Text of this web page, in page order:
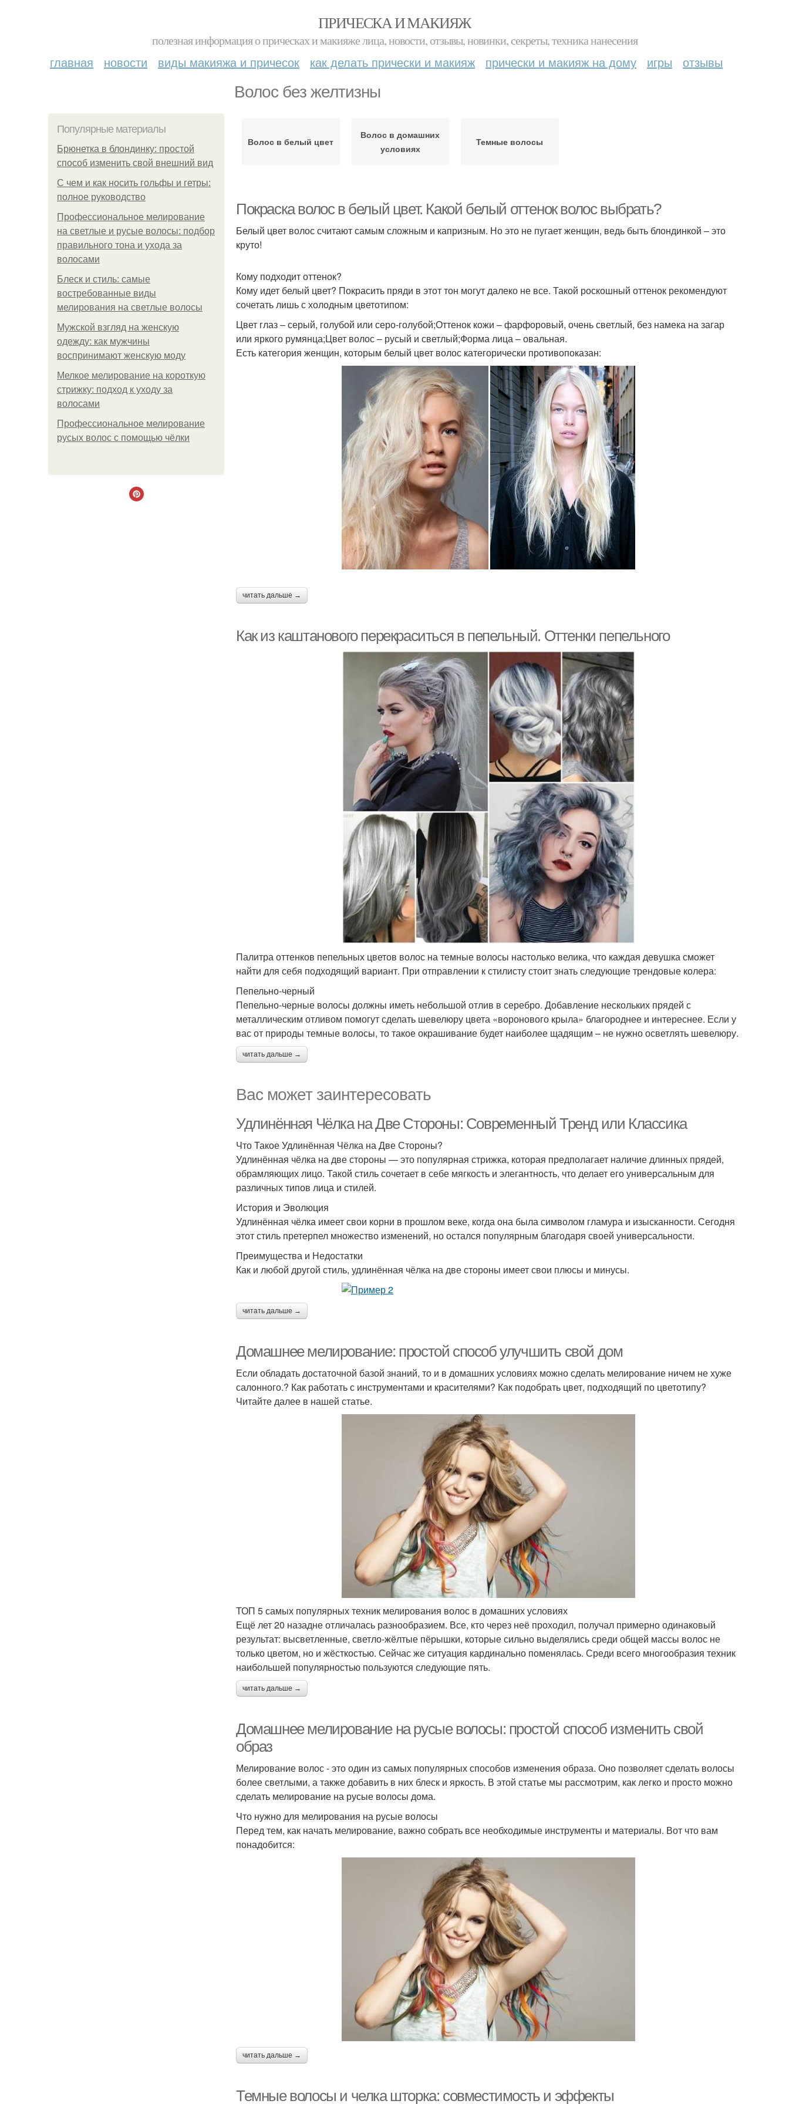
ПРИЧЕСКА И МАКИЯЖ
полезная информация о прическах и макияже лица, новости, отзывы, новинки, секреты, техника нанесения
главная новости виды макияжа и причесок как делать прически и макияж прически и макияж на дому игры отзывы
Волос без желтизны
Популярные материалы
Брюнетка в блондинку: простой
способ изменить свой внешний вид
С чем и как носить гольфы и гетры:
полное руководство
Профессиональное мелирование
на светлые и русые волосы: подбор
правильного тона и ухода за
волосами
Блеск и стиль: самые
востребованные виды
мелирования на светлые волосы
Мужской взгляд на женскую
одежду: как мужчины
воспринимают женскую моду
Мелкое мелирование на короткую
стрижку: подход к уходу за
волосами
Профессиональное мелирование
русых волос с помощью чёлки
Волос в белый цвет
Волос в домашних
условиях
Темные волосы
Покраска волос в белый цвет. Какой белый оттенок волос выбрать?
Белый цвет волос считают самым сложным и капризным. Но это не пугает женщин, ведь быть блондинкой – это
круто!
Кому подходит оттенок?
Кому идет белый цвет? Покрасить пряди в этот тон могут далеко не все. Такой роскошный оттенок рекомендуют
сочетать лишь с холодным цветотипом:
Цвет глаз – серый, голубой или серо-голубой;Оттенок кожи – фарфоровый, очень светлый, без намека на загар
или яркого румянца;Цвет волос – русый и светлый;Форма лица – овальная.
Есть категория женщин, которым белый цвет волос категорически противопоказан:
читать дальше →
Как из каштанового перекраситься в пепельный. Оттенки пепельного
Палитра оттенков пепельных цветов волос на темные волосы настолько велика, что каждая девушка сможет
найти для себя подходящий вариант. При отправлении к стилисту стоит знать следующие трендовые колера:
Пепельно-черный
Пепельно-черные волосы должны иметь небольшой отлив в серебро. Добавление нескольких прядей с
металлическим отливом помогут сделать шевелюру цвета «воронового крыла» благороднее и интереснее. Если у
вас от природы темные волосы, то такое окрашивание будет наиболее щадящим – не нужно осветлять шевелюру.
читать дальше →
Вас может заинтересовать
Удлинённая Чёлка на Две Стороны: Современный Тренд или Классика
Что Такое Удлинённая Чёлка на Две Стороны?
Удлинённая чёлка на две стороны — это популярная стрижка, которая предполагает наличие длинных прядей,
обрамляющих лицо. Такой стиль сочетает в себе мягкость и элегантность, что делает его универсальным для
различных типов лица и стилей.
История и Эволюция
Удлинённая чёлка имеет свои корни в прошлом веке, когда она была символом гламура и изысканности. Сегодня
этот стиль претерпел множество изменений, но остался популярным благодаря своей универсальности.
Преимущества и Недостатки
Как и любой другой стиль, удлинённая чёлка на две стороны имеет свои плюсы и минусы.
читать дальше →
Домашнее мелирование: простой способ улучшить свой дом
Если обладать достаточной базой знаний, то и в домашних условиях можно сделать мелирование ничем не хуже
салонного.? Как работать с инструментами и красителями? Как подобрать цвет, подходящий по цветотипу?
Читайте далее в нашей статье.
ТОП 5 самых популярных техник мелирования волос в домашних условиях
Ещё лет 20 назадне отличалась разнообразием. Все, кто через неё проходил, получал примерно одинаковый
результат: высветленные, светло-жёлтые пёрышки, которые сильно выделялись среди общей массы волос не
только цветом, но и жёсткостью. Сейчас же ситуация кардинально поменялась. Среди всего многообразия техник
наибольшей популярностью пользуются следующие пять.
читать дальше →
Домашнее мелирование на русые волосы: простой способ изменить свой
образ
Мелирование волос - это один из самых популярных способов изменения образа. Оно позволяет сделать волосы
более светлыми, а также добавить в них блеск и яркость. В этой статье мы рассмотрим, как легко и просто можно
сделать мелирование на русые волосы дома.
Что нужно для мелирования на русые волосы
Перед тем, как начать мелирование, важно собрать все необходимые инструменты и материалы. Вот что вам
понадобится:
читать дальше →
Темные волосы и челка шторка: совместимость и эффекты